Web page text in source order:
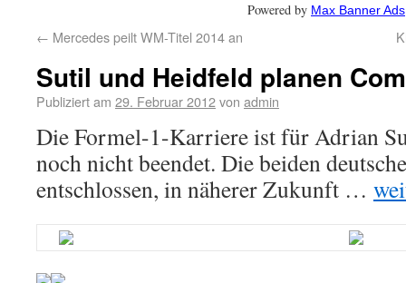
Powered by Max Banner Ads
← Mercedes peilt WM-Titel 2014 an
Sutil und Heidfeld planen
Publiziert am 29. Februar 2012von admin
Die Formel-1-Karriere ist für Adrian
noch nicht beendet. Die beiden
entschlossen, in näherer Zukunft …